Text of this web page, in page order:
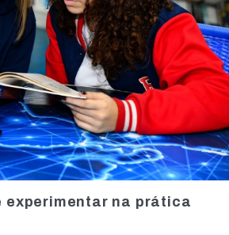
experimentar na prática